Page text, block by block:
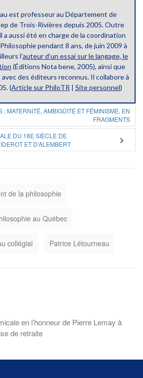
est professeur au Département de
de Trois-Rivières depuis 2005. Outre
a aussi été en charge de la coordination
pendant 8 ans, de juin 2009 à
l’auteur d’un essai sur le langage, le
(Éditions Nota bene, 2005), ainsi que
avec des éditeurs reconnus. Il collabore à
(Article sur PhiloTR | Site personnel)
: MATERNITÉ, AMBIGÜITÉ ET FÉMINISME, EN
FRAGMENTS
DU 18E SIÈCLE DE
ET D’ALEMBERT
de la philosophie
au Québec
collégial Patrice Létourneau
en l’honneur de Pierre Lemay à
de retraite